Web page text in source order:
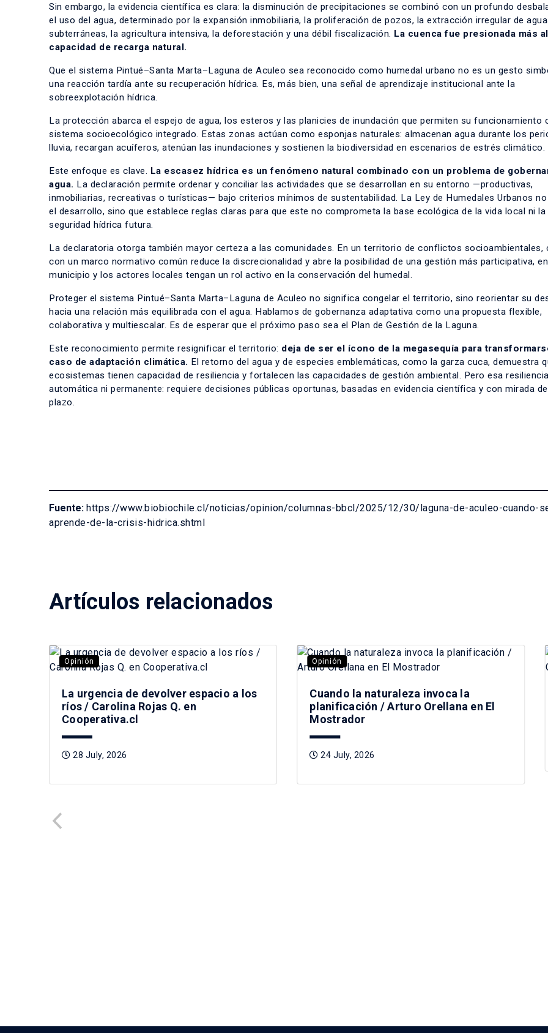
Sin embargo, la evidencia científica es clara: la disminución de precipitaciones se combinó con un profundo
el uso del agua, determinado por la expansión inmobiliaria, la proliferación de pozos, la extracción irregular de
subterráneas, la agricultura intensiva, la deforestación y una débil fiscalización. La cuenca fue presionada más
capacidad de recarga natural.
Que el sistema Pintué–Santa Marta–Laguna de Aculeo sea reconocido como humedal urbano no es un gesto
una reacción tardía ante su recuperación hídrica. Es, más bien, una señal de aprendizaje institucional ante la
sobreexplotación hídrica.
La protección abarca el espejo de agua, los esteros y las planicies de inundación que permiten su funcionamiento
sistema socioecológico integrado. Estas zonas actúan como esponjas naturales: almacenan agua durante los
lluvia, recargan acuíferos, atenúan las inundaciones y sostienen la biodiversidad en escenarios de estrés climático.
Este enfoque es clave. La escasez hídrica es un fenómeno natural combinado con un problema de
agua. La declaración permite ordenar y conciliar las actividades que se desarrollan en su entorno —productivas,
inmobiliarias, recreativas o turísticas— bajo criterios mínimos de sustentabilidad. La Ley de Humedales Urbanos
el desarrollo, sino que establece reglas claras para que este no comprometa la base ecológica de la vida local ni la
seguridad hídrica futura.
La declaratoria otorga también mayor certeza a las comunidades. En un territorio de conflictos socioambientales,
con un marco normativo común reduce la discrecionalidad y abre la posibilidad de una gestión más participativa,
municipio y los actores locales tengan un rol activo en la conservación del humedal.
Proteger el sistema Pintué–Santa Marta–Laguna de Aculeo no significa congelar el territorio, sino reorientar su
hacia una relación más equilibrada con el agua. Hablamos de gobernanza adaptativa como una propuesta flexible,
colaborativa y multiescalar. Es de esperar que el próximo paso sea el Plan de Gestión de la Laguna.
Este reconocimiento permite resignificar el territorio: deja de ser el ícono de la megasequía para
caso de adaptación climática. El retorno del agua y de especies emblemáticas, como la garza cuca, demuestra
ecosistemas tienen capacidad de resiliencia y fortalecen las capacidades de gestión ambiental. Pero esa
automática ni permanente: requiere decisiones públicas oportunas, basadas en evidencia científica y con mirada
plazo.
Fuente: https://www.biobiochile.cl/noticias/opinion/columnas-bbcl/2025/12/30/laguna-de-aculeo-cuando-
aprende-de-la-crisis-hidrica.shtml
Artículos relacionados
Opinión
La urgencia de devolver espacio a los
ríos / Carolina Rojas Q. en
Cooperativa.cl
28 July, 2026
Opinión
Cuando la naturaleza invoca la
planificación / Arturo Orellana en El
Mostrador
24 July, 2026